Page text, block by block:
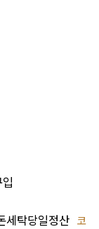
세탁당일정산 코